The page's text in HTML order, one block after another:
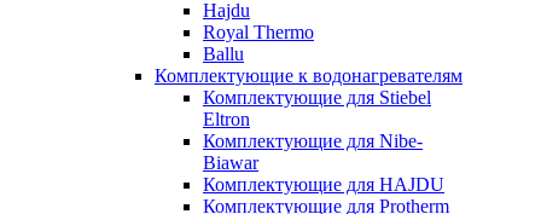
Hajdu
Royal Thermo
Ballu
Комплектующие к водонагревателям
Комплектующие для Stiebel
Eltron
Комплектующие для Nibe-
Biawar
Комплектующие для HAJDU
Комплектующие для Protherm